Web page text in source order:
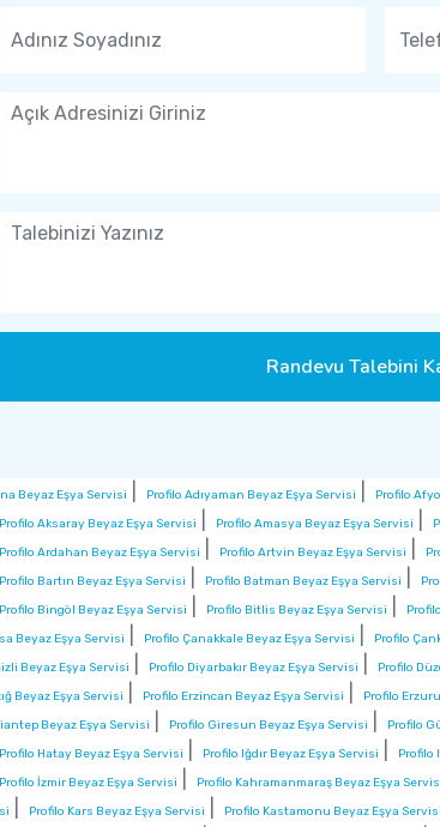
Randevu Talebini
Beyaz Eşya Servisi Profilo Adıyaman Beyaz Eşya Servisi Profilo
Profilo Aksaray Beyaz Eşya Servisi Profilo Amasya Beyaz Eşya Servisi
Profilo Ardahan Beyaz Eşya Servisi Profilo Artvin Beyaz Eşya Servisi
Profilo Bartın Beyaz Eşya Servisi Profilo Batman Beyaz Eşya Servisi
Profilo Bingöl Beyaz Eşya Servisi Profilo Bitlis Beyaz Eşya Servisi
Beyaz Eşya Servisi Profilo Çanakkale Beyaz Eşya Servisi Profilo
Beyaz Eşya Servisi Profilo Diyarbakır Beyaz Eşya Servisi Profilo
Beyaz Eşya Servisi Profilo Erzincan Beyaz Eşya Servisi Profilo
Beyaz Eşya Servisi Profilo Giresun Beyaz Eşya Servisi Profilo
Profilo Hatay Beyaz Eşya Servisi Profilo Iğdır Beyaz Eşya Servisi Profilo
Profilo İzmir Beyaz Eşya Servisi Profilo Kahramanmaraş Beyaz Eşya
Profilo Kars Beyaz Eşya Servisi Profilo Kastamonu Beyaz Eşya Servisi